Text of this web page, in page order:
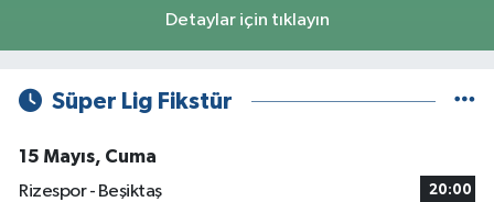
Detaylar için tıklayın
Süper Lig Fikstür
15 Mayıs, Cuma
Rizespor - Beşiktaş
20:00